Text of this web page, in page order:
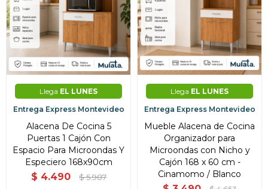
Llega EL LUNES
Entrega Express Montevideo
Alacena De Cocina 5
Puertas 1 Cajón Con
Espacio Para Microondas Y
Especiero 168x90cm
$ 4.490 $ 5.987
Llega EL LUNES
Entrega Express Montevideo
Mueble Alacena de Cocina
Organizador para
Microondas con Nicho y
Cajón 168 x 60 cm -
Cinamomo / Blanco